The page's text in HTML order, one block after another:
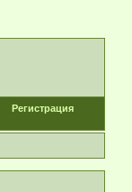
Регистрация